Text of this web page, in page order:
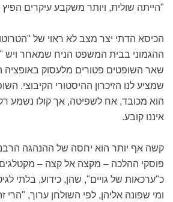
"הייתה שולית, ויותר משקבע עיקרים הפיץ
הכיסא הדתי יצר מצב לא ראוי של
ההגמוני בבית המשפט הניח שמאחר ויש
שאר השופטים פטורים מלעסוק באופציה
שמציע לנו הזיכרון ההיסטורי הקיבוצי.
הוא מכובד, אח לשפיטה, אך קולו נשמע
איננו קובע.
קשה אף יותר הוא יחסה של ההנהגה
פוסקי ההלכה – מקצה אל קצה –
כ"ערכאות של גויים", שהן, כידוע, בלתי
ומי שפונה אליהן, לפי השולחן ערוך, "הרי